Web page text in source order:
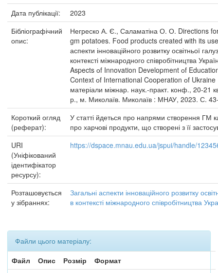
Дата публікації:
2023
Бібліографічний
опис:
Негреско А. Є., Саламатіна О. О. Directions
gm potatoes. Food products created with its use
аспекти інноваційного розвитку освітньої
контексті міжнародного співробітництва
Aspects оf Innovation Development оf
Context оf International Cooperation оf Ukraine
матеріали міжнар. наук.-практ. конф., 20-21
р., м. Миколаїв. Миколаїв : МНАУ, 2023. С.
Короткий огляд
(реферат):
У статті йдеться про напрями створення ГМ
про харчові продукти, що створені з її
URI
(Уніфікований
ідентифікатор
ресурсу):
https://dspace.mnau.edu.ua/jspui/handle/
Розташовується
у зібраннях:
Загальні аспекти інноваційного розвитку
в контексті міжнародного співробітництва
Файли цього матеріалу:
Файл
Опис Розмір
Формат